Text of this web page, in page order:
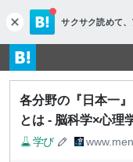
c
l
o
s
e
サクサク読めて、
各分野の『日本一
とは - 脳科学×心理
学び